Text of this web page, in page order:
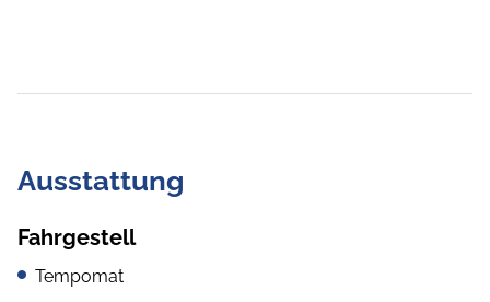
Ausstattung
Fahrgestell
Tempomat